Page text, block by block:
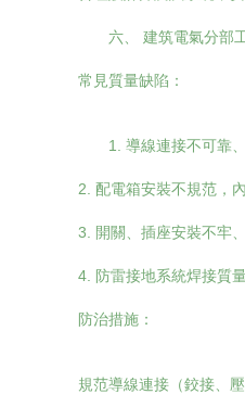
六、 建筑電氣分部
常見質量缺陷：
1. 導線連接不可靠
2. 配電箱安裝不規范，
3. 開關、插座安裝不牢
4. 防雷接地系統焊接質
防治措施：
規范導線連接（鉸接、